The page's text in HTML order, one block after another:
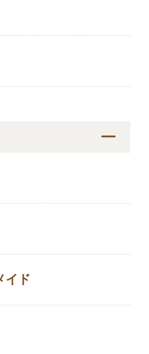
イド